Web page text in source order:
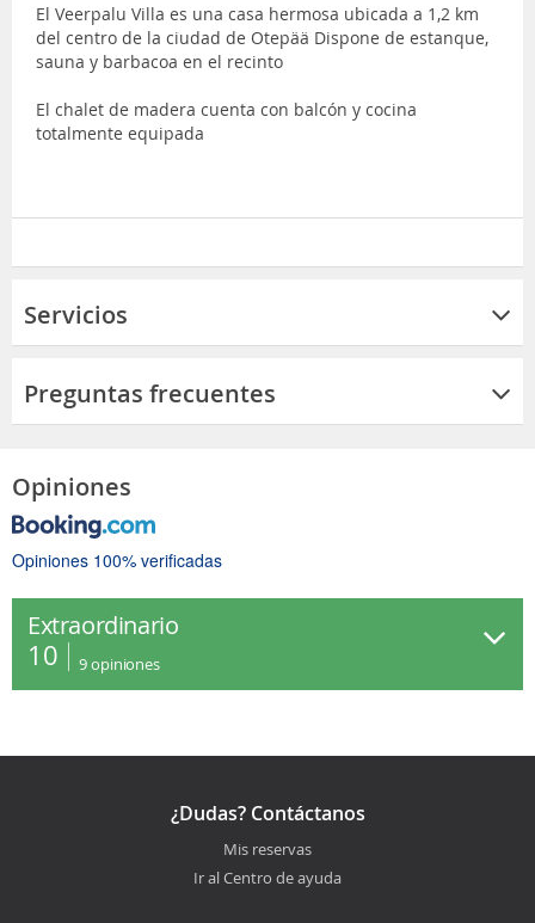
El Veerpalu Villa es una casa hermosa ubicada a 1,2 km
del centro de la ciudad de Otepää Dispone de estanque,
sauna y barbacoa en el recinto
El chalet de madera cuenta con balcón y cocina
totalmente equipada
Servicios
Preguntas frecuentes
Opiniones
Opiniones 100% verificadas
Extraordinario
10 9 opiniones
¿Dudas? Contáctanos
Mis reservas
Ir al Centro de ayuda